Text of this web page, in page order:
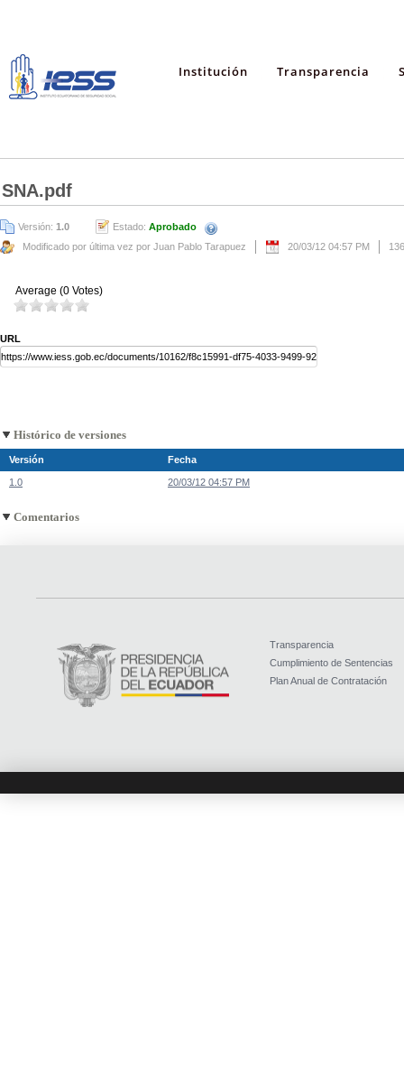
Institución Transparencia
SNA.pdf
Versión: 1.0 Estado: Aprobado
Modificado por última vez por Juan Pablo Tarapuez
20/03/12 04:57 PM
Average (0 Votes)
URL
Histórico de versiones
Versión Fecha
1.0 20/03/12 04:57 PM
Comentarios
Transparencia
Cumplimiento de Sentencias
Plan Anual de Contratación